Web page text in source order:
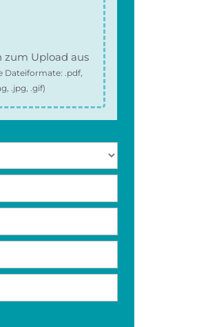
zum Upload aus
Dateiformate:.pdf,
.jpg, .gif)